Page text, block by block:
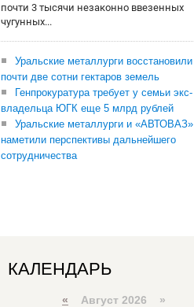
почти 3 тысячи незаконно ввезенных
чугунных...
Уральские металлурги восстановили
почти две сотни гектаров земель
Генпрокуратура требует у семьи экс-
владельца ЮГК еще 5 млрд рублей
Уральские металлурги и «АВТОВАЗ»
наметили перспективы дальнейшего
сотрудничества
КАЛЕНДАРЬ
« Август 2026 »